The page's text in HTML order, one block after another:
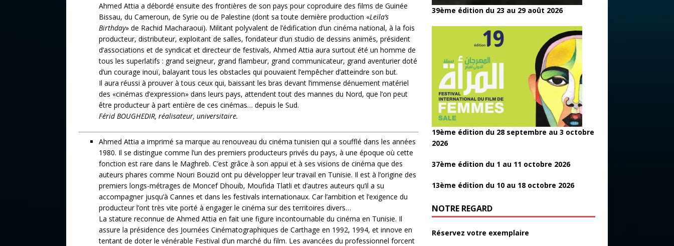
Ahmed Attia a débordé ensuite des frontières de son pays pour coproduire des films de Guinée
Bissau, du Cameroun, de Syrie ou de Palestine (dont sa toute dernière production «Leïla’s
Birthday» de Rachid Macharaoui). Militant polyvalent de l’édification d’un cinéma national, à la fois
producteur, distributeur, exploitant de salles, fondateur d’un studio de dessins animés, président
d’associations et de syndicat et directeur de festivals, Ahmed Attia aura surtout été un homme de
tous les superlatifs : grand seigneur, grand flambeur, grand communicateur, grand aventurier doté
d’un courage inouï, balayant tous les obstacles qui pouvaient l’empêcher d’atteindre son but.
Il aura réussi à prouver à tous ceux qui, baissant les bras devant l’immense dénuement matériel
des «cinémas d’expression» dans leurs pays, attendent tout des mannes du Nord, que l’on peut
être producteur à part entière de ces cinémas… depuis le Sud.
Férid BOUGHEDIR, réalisateur, universitaire.
Ahmed Attia a imprimé sa marque au renouveau du cinéma tunisien qui a soufflé dans les années
1980. Il se distingue comme l’un des premiers producteurs privés du pays, à une époque où cette
fonction est rare dans le Maghreb. C’est grâce à son appui et à ses visions de cinéma que des
auteurs phares comme Nouri Bouzid ont pu développer leur travail en Tunisie. Il est à l’origine des
premiers longs-métrages de Moncef Dhouib, Moufida Tlatli et d’autres auteurs qu’il a su
accompagner jusqu’à Cannes et dans les festivals internationaux. Car l’ambition et l’exigence du
producteur l’ont très vite porté à engager le cinéma sur des territoires divers…
La stature reconnue de Ahmed Attia en fait une figure incontournable du cinéma en Tunisie. Il
assure la présidence des Journées Cinématographiques de Carthage en 1992, 1994, et innove en
tentant de doter le vénérable Festival d’un marché du film. Les avancées du professionnel forcent
39ème édition du 23 au 29 août 2026
19ème édition du 28 septembre au 3 octobre
2026
37ème édition du 1 au 11 octobre 2026
13ème édition du 10 au 18 octobre 2026
NOTRE REGARD
Réservez votre exemplaire